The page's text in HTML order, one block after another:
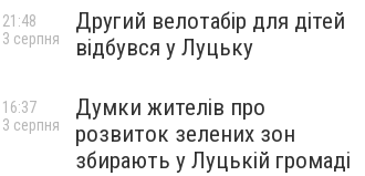
Другий велотабір для дітей
відбувся у Луцьку
21:48
3 серпня
Думки жителів про
розвиток зелених зон
збирають у Луцькій громаді
16:37
3 серпня